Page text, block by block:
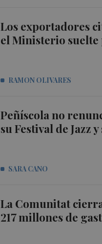
Los exportadores
el Ministerio
RAMON OLIVARES
Peñíscola no
su Festival de Jazz
SARA CANO
La Comunitat
217 millones de